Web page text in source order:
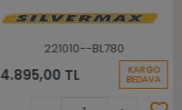
221010--BL780
4.895,00 TL KARGO
BEDAVA